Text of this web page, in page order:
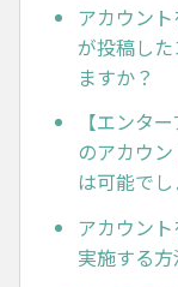
アカウン
が投稿し
ますか？
【エンタ
のアカウ
は可能でし
アカウン
実施する